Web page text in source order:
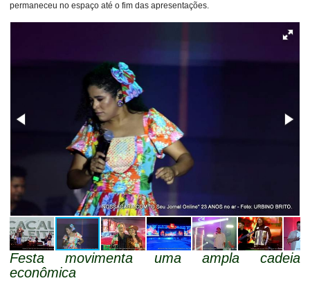
permaneceu no espaço até o fim das apresentações.
Festa movimenta uma ampla cadeia
econômica